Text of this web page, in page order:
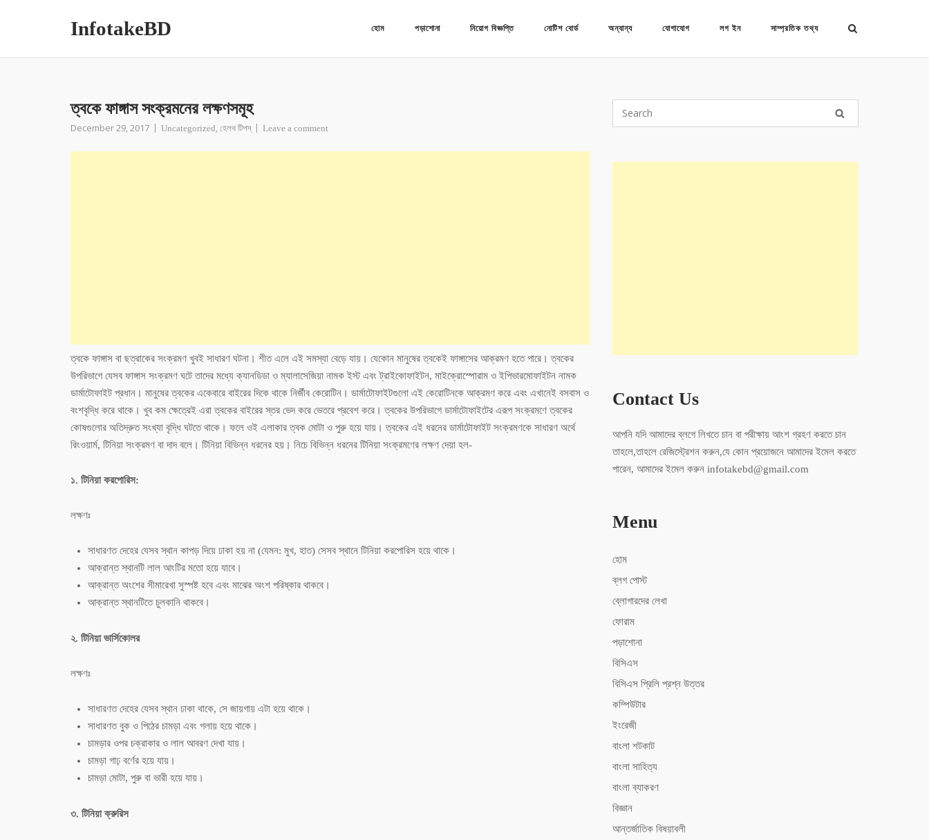
InfotakeBD হোম পড়াশোনা নিয়োগ বিজ্ঞপ্তি নোটিশ বোর্ড অন্যান্য যোগাযোগ লগ ইন সাম্প্রতিক তথ্য
ত্বকে ফাঙ্গাস সংক্রমনের লক্ষণসমূহ
December 29, 2017 Uncategorized, হেলথ টিপস্ Leave a comment
ত্বকে ফাঙ্গাস বা ছত্রাকের সংক্রমণ খুবই সাধারণ ঘটনা। শীত এলে এই সমস্যা বেড়ে যায়। যেকোন মানুষের ত্বকেই ফাঙ্গাসের আক্রমণ হতে পারে। ত্বকের
উপরিভাগে যেসব ফাঙ্গাস সংক্রমণ ঘটে তাদের মধ্যে ক্যানডিডা ও ম্যালাসেজিয়া নামক ইস্ট এবং ট্রাইকোফাইটন, মাইক্রোস্পোরাম ও ইপিভারমোফাইটন নামক
ডার্মাটোফাইট প্রধান। মানুষের ত্বকের একেবারে বাইরের দিকে থাকে নির্জীব কেরোটিন। ডার্মাটোফাইটগুলো এই কেরোটিনকে আক্রমণ করে এবং এখানেই বসবাস ও
বংশবৃদ্ধি করে থাকে। খুব কম ক্ষেত্রেই এরা ত্বকের বাইরের স্তর ভেদ করে ভেতরে প্রবেশ করে। ত্বকের উপরিভাগে ডার্মাটোফাইটের এরূপ সংক্রমণে ত্বকের
কোষগুলোর অতিদ্রুত সংখ্যা বৃদ্ধি ঘটতে থাকে। ফলে ওই এলাকার ত্বক মোটা ও পুরু হয়ে যায়। ত্বকের এই ধরনের ডার্মাটোফাইট সংক্রমণকে সাধারণ অর্থে
রিংওয়ার্ম, টিনিয়া সংক্রমণ বা দাদ বলে। টিনিয়া বিভিন্ন ধরনের হয়। নিচে বিভিন্ন ধরনের টিনিয়া সংক্রমণের লক্ষণ দেয়া হল-
১. টিনিয়া করপোরিস:
লক্ষণঃ
সাধারণত দেহের যেসব স্থান কাপড় দিয়ে ঢাকা হয় না (যেমন: মুখ, হাত) সেসব স্থানে টিনিয়া করপোরিস হয়ে থাকে।
আক্রান্ত স্থানটি লাল আংটির মতো হয়ে যাবে।
আক্রান্ত অংশের সীমারেখা সুস্পষ্ট হবে এবং মাঝের অংশ পরিষ্কার থাকবে।
আক্রান্ত স্থানটিতে চুলকানি থাকবে।
২. টিনিয়া ভার্সিকোলর
লক্ষণঃ
সাধারণত দেহের যেসব স্থান ঢাকা থাকে, সে জায়গায় এটা হয়ে থাকে।
সাধারণত বুক ও পিঠের চামড়া এবং গলায় হয়ে থাকে।
চামড়ার ওপর চক্রাকার ও লাল আবরণ দেখা যায়।
চামড়া গাঢ় বর্ণের হয়ে যায়।
চামড়া মোটা, পুরু বা ভারী হয়ে যায়।
৩. টিনিয়া ক্রুরিস
Contact Us
আপনি যদি আমাদের ব্লগে লিখতে চান বা পরীক্ষায় আংশ গ্রহণ করতে চান
তাহলে,তাহলে রেজিস্ট্রেশন করুন,যে কোন প্রয়োজনে আমাদের ইমেল করতে
পারেন, আমাদের ইমেল করুন infotakebd@gmail.com
Menu
হোম
ব্লগ পোস্ট
ব্লোগারদের লেখা
ফোরাম
পড়াশোনা
বিসিএস
বিসিএস ‍প্রিলি প্রশ্ন উত্তর
কম্পিউটার
ইংরেজী
বাংলা শটকাট
বাংলা সাহিত্য
বাংলা ব্যাকরণ
বিজ্ঞান
আন্তর্জাতিক বিষয়াবলী